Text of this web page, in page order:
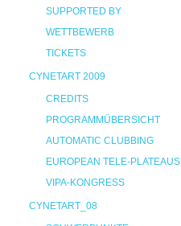
SUPPORTED BY
WETTBEWERB
TICKETS
CYNETART 2009
CREDITS
PROGRAMMÜBERSICHT
AUTOMATIC CLUBBING
EUROPEAN TELE-PLATEAUS
VIPA-KONGRESS
CYNETART_08